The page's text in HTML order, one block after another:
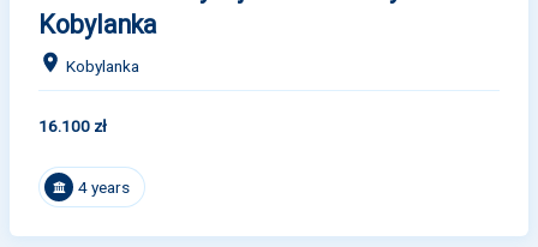
Kobylanka
Kobylanka
16.100 zł
4 years